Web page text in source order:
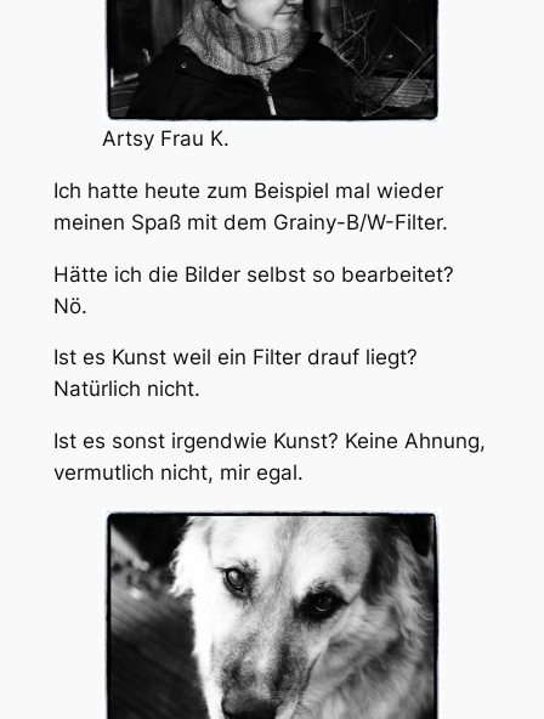
Artsy Frau K.
Ich hatte heute zum Beispiel mal wieder
meinen Spaß mit dem Grainy-B/W-Filter.
Hätte ich die Bilder selbst so bearbeitet?
Nö.
Ist es Kunst weil ein Filter drauf liegt?
Natürlich nicht.
Ist es sonst irgendwie Kunst? Keine Ahnung,
vermutlich nicht, mir egal.